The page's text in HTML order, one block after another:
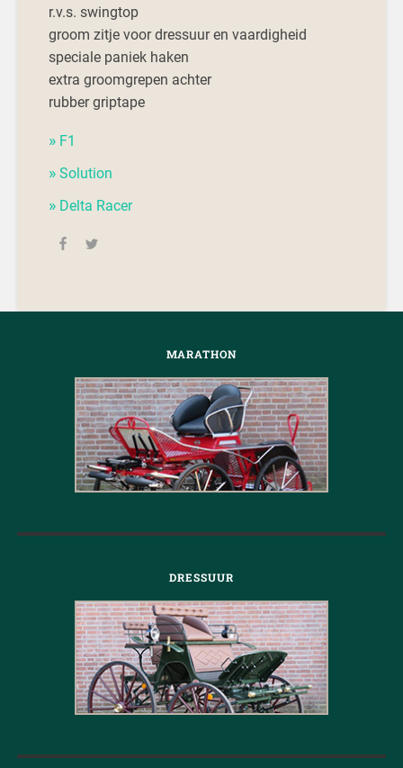
r.v.s. swingtop
groom zitje voor dressuur en vaardigheid
speciale paniek haken
extra groomgrepen achter
rubber griptape
F1
Solution
Delta Racer
MARATHON
DRESSUUR